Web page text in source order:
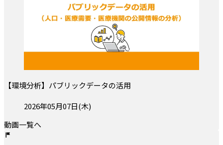
【環境分析】パブリックデータの活用
投稿日:2026年05月07日(木)
動画一覧へ